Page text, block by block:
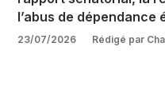
l’abus de dépendance
23/07/2026 Rédigé par